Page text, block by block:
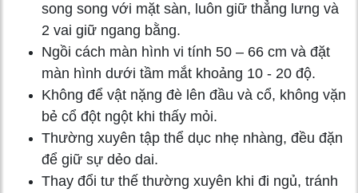
song song với mặt sàn, luôn giữ thẳng lưng và
2 vai giữ ngang bằng.
Ngồi cách màn hình vi tính 50 – 66 cm và đặt
màn hình dưới tầm mắt khoảng 10 - 20 độ.
Không để vật nặng đè lên đầu và cổ, không vặn
bẻ cổ đột ngột khi thấy mỏi.
Thường xuyên tập thể dục nhẹ nhàng, đều đặn
để giữ sự dẻo dai.
Thay đổi tư thế thường xuyên khi đi ngủ, tránh